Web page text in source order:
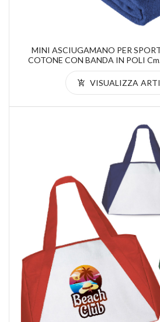
MINI ASCIUGAMANO PER
COTONE CON BANDA IN POLI
VISUALIZZA